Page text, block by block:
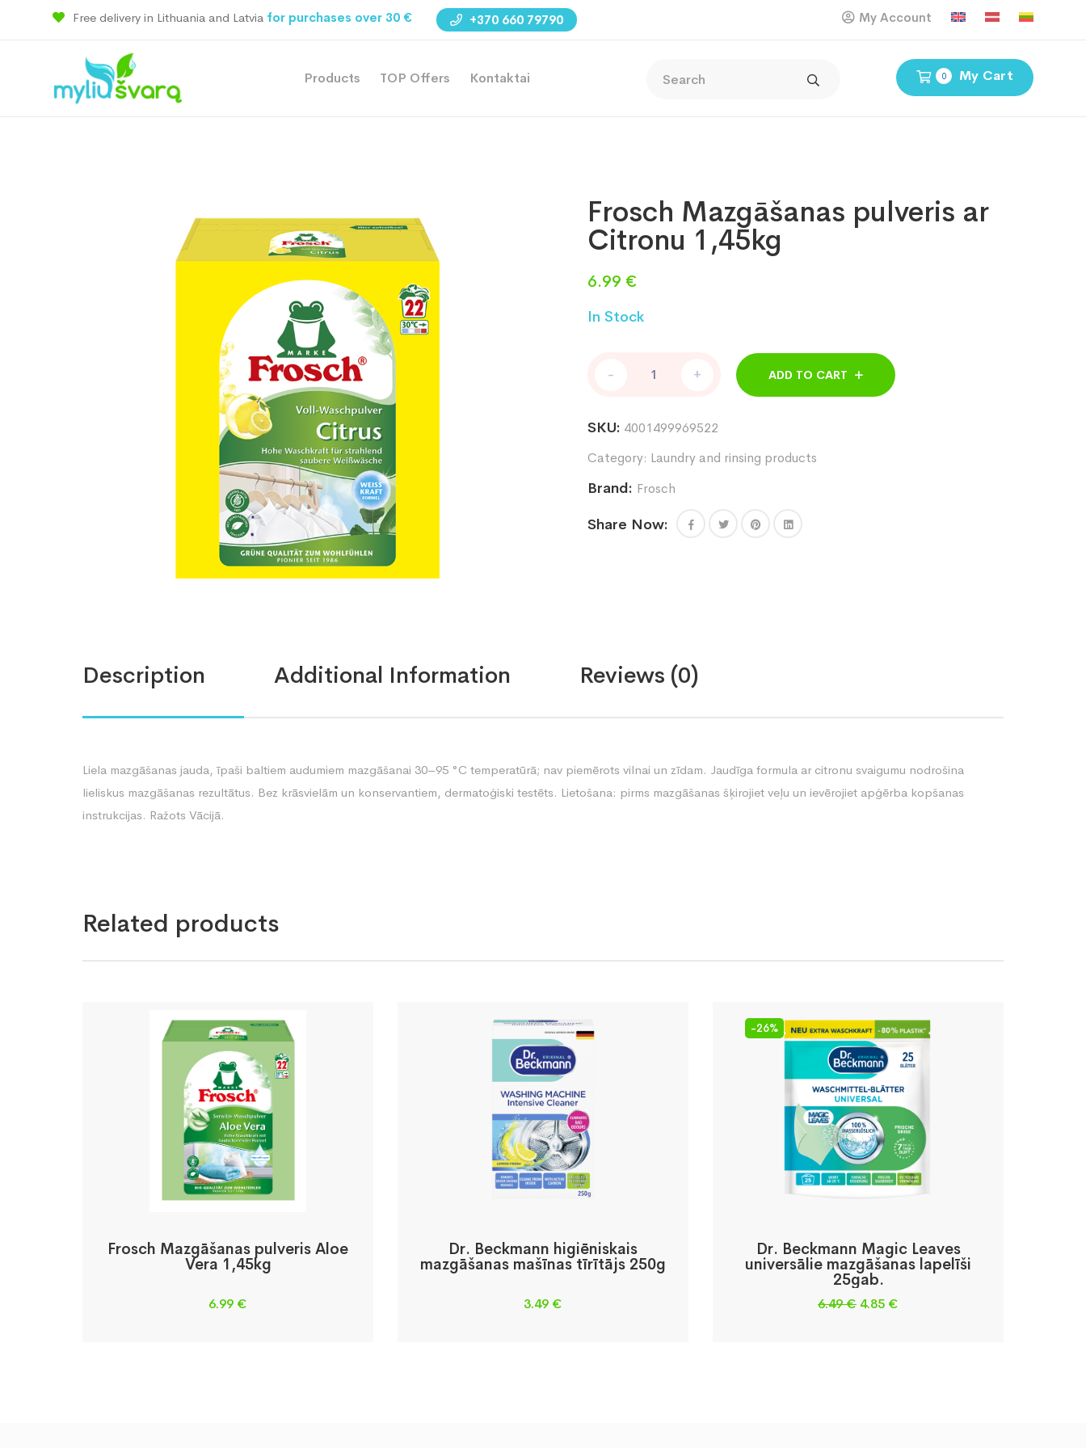
Free delivery in Lithuania and Latvia for purchases over 30 € +370 660 79790 My Account
0 My Cart
Products TOP Offers Kontaktai
Frosch Mazgāšanas pulveris ar
Citronu 1,45kg
6.99 €
In Stock
Mazgāšanas
Citronu
quantity
- + ADD TO CART
SKU: 4001499969522
Category: Laundry and rinsing products
Brand: Frosch
Share Now:
Description Additional Information Reviews (0)
Liela mazgāšanas jauda, īpaši baltiem audumiem mazgāšanai 30–95 °C temperatūrā; nav piemērots vilnai un zīdam. Jaudīga formula ar citronu svaigumu nodrošina
lieliskus mazgāšanas rezultātus. Bez krāsvielām un konservantiem, dermatoģiski testēts. Lietošana: pirms mazgāšanas šķirojiet veļu un ievērojiet apģērba kopšanas
instrukcijas. Ražots Vācijā.
Related products
Frosch Mazgāšanas pulveris Aloe
Vera 1,45kg
6.99 €
Dr. Beckmann higiēniskais
mazgāšanas mašīnas tīrītājs 250g
3.49 €
-26%
Dr. Beckmann Magic Leaves
universālie mazgāšanas lapelīši
25gab.
6.49€ Original
4.85 €